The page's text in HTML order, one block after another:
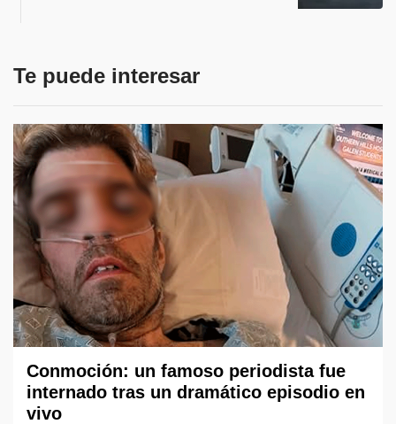
Te puede interesar
Conmoción: un famoso periodista fue
internado tras un dramático episodio en
vivo